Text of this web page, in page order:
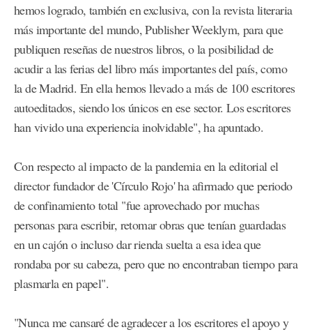
hemos logrado, también en exclusiva, con la revista literaria
más importante del mundo, Publisher Weeklym, para que
publiquen reseñas de nuestros libros, o la posibilidad de
acudir a las ferias del libro más importantes del país, como
la de Madrid. En ella hemos llevado a más de 100 escritores
autoeditados, siendo los únicos en ese sector. Los escritores
han vivido una experiencia inolvidable", ha apuntado.
Con respecto al impacto de la pandemia en la editorial el
director fundador de 'Círculo Rojo' ha afirmado que periodo
de confinamiento total "fue aprovechado por muchas
personas para escribir, retomar obras que tenían guardadas
en un cajón o incluso dar rienda suelta a esa idea que
rondaba por su cabeza, pero que no encontraban tiempo para
plasmarla en papel".
"Nunca me cansaré de agradecer a los escritores el apoyo y